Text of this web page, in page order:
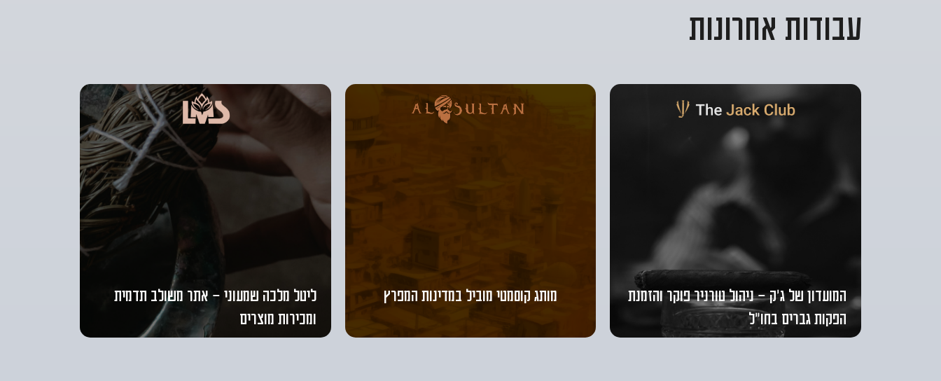
עבודות אחרונות
המועדון של ג’ק - ניהול טורניר פוקר והזמנת
הפקות גברים בחו”ל
מותג קוסמטי מוביל במדינות המפרץ
ליטל מלכה שמעוני - אתר משולב תדמית
ומכירות מוצרים